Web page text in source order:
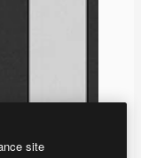
site